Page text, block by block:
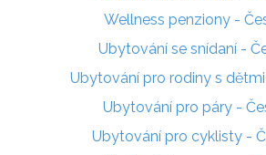
Wellness penziony -
Ubytování se snídaní -
Ubytování pro rodiny s
Ubytování pro páry -
Ubytování pro cyklisty -